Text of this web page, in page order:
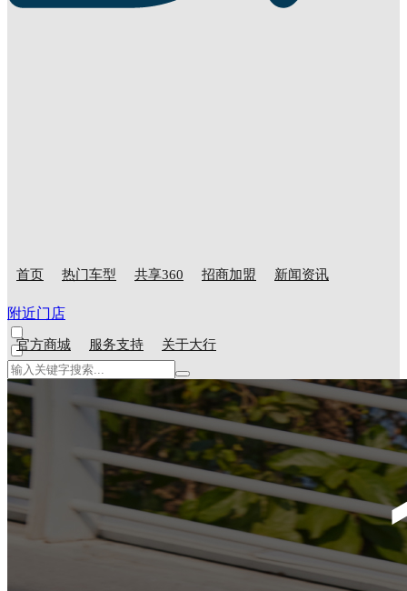
首页 热门车型 共享360 招商加盟 新闻资讯
官方商城 服务支持 关于大行
附近门店